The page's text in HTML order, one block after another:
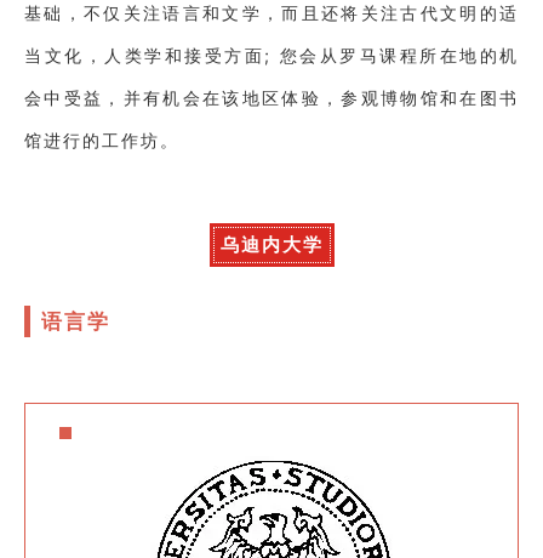
基础，不仅关注语言和文学，而且还将关注古代文明的适
当文化，人类学和接受方面; 您会从罗马课程所在地的机
会中受益，并有机会在该地区体验，参观博物馆和在图书
馆进行的工作坊。
乌迪内大学
语言学